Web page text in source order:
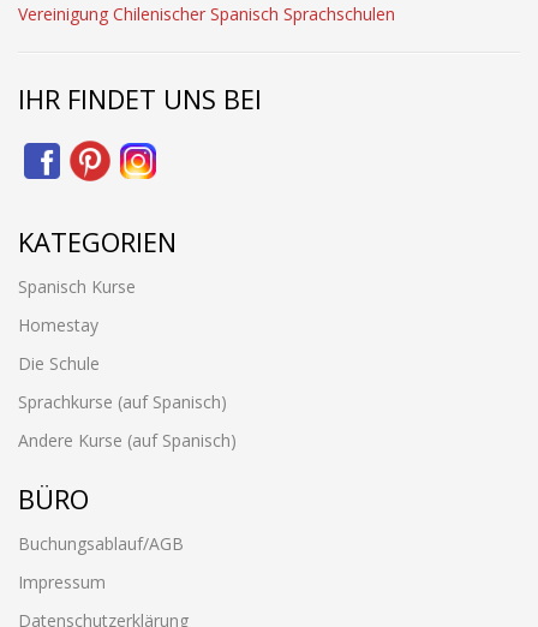
Vereinigung Chilenischer Spanisch Sprachschulen
IHR FINDET UNS BEI
KATEGORIEN
Spanisch Kurse
Homestay
Die Schule
Sprachkurse (auf Spanisch)
Andere Kurse (auf Spanisch)
BÜRO
Buchungsablauf/AGB
Impressum
Datenschutzerklärung